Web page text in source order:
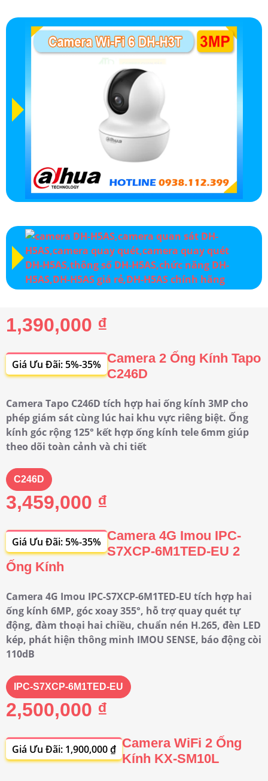
1,390,000 ₫
Giá Ưu Đãi: 5%-35% Camera 2 Ống Kính Tapo
C246D
Camera Tapo C246D tích hợp hai ống kính 3MP cho
phép giám sát cùng lúc hai khu vực riêng biệt. Ống
kính góc rộng 125° kết hợp ống kính tele 6mm giúp
theo dõi toàn cảnh và chi tiết
C246D
3,459,000 ₫
Giá Ưu Đãi: 5%-35% Camera 4G Imou IPC-
S7XCP-6M1TED-EU 2
Ống Kính
Camera 4G Imou IPC-S7XCP-6M1TED-EU tích hợp hai
ống kính 6MP, góc xoay 355°, hỗ trợ quay quét tự
động, đàm thoại hai chiều, chuẩn nén H.265, đèn LED
kép, phát hiện thông minh IMOU SENSE, báo động còi
110dB
IPC-S7XCP-6M1TED-EU
2,500,000 ₫
Giá Ưu Đãi: 1,900,000 ₫ Camera WiFi 2 Ống
Kính KX-SM10L